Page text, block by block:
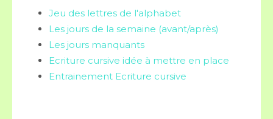
Jeu des lettres de l'alphabet
Les jours de la semaine (avant/après)
Les jours manquants
Ecriture cursive idée à mettre en place
Entrainement Ecriture cursive